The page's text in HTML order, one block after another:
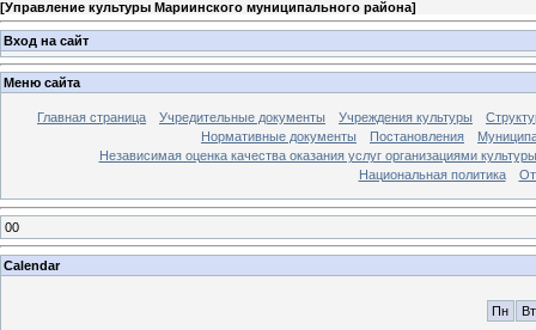
[Управление культуры Мариинского муниципального района]
Вход на сайт
Меню сайта
Главная страница Учредительные документы Учреждения культуры
Нормативные документы
Постановления
Независимая оценка качества оказания услуг организациями культуры
Национальная политика
00
Calendar
Пн Вт